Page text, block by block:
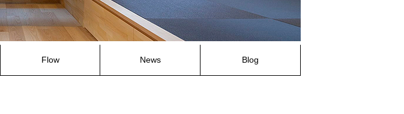
Flow News Blog